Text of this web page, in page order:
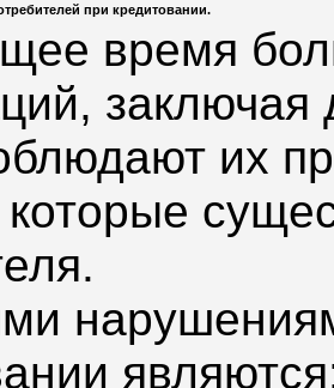
при кредитовании.
время
их
которые